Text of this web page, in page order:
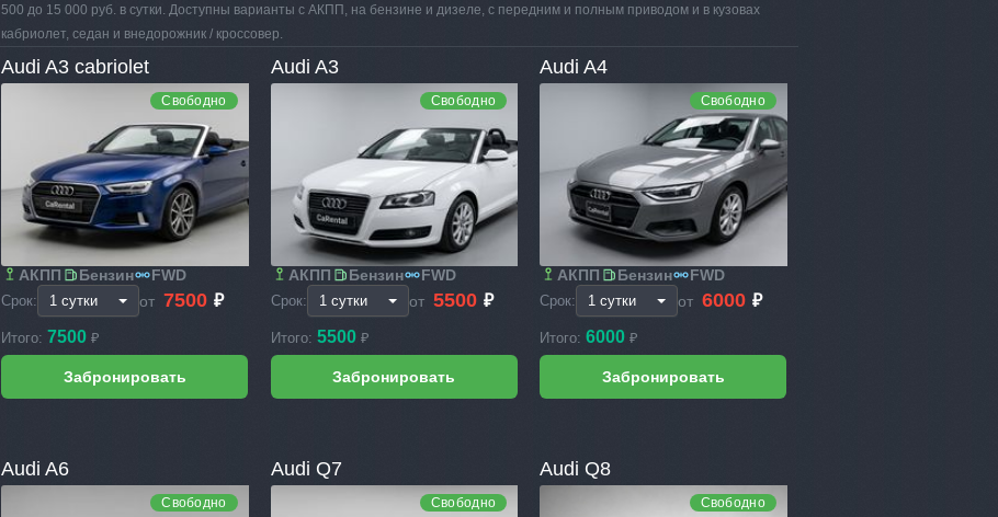
500 до 15 000 руб. в сутки. Доступны варианты с АКПП, на бензине и дизеле, с передним и полным приводом и в кузовах
кабриолет, седан и внедорожник / кроссовер.
Audi A3 cabriolet
Свободно
АКПП Бензин FWD
Срок: от 7500 ₽
Итого: 7500 ₽
Audi A3
Свободно
АКПП Бензин FWD
Срок: от 5500 ₽
Итого: 5500 ₽
Audi A4
Свободно
АКПП Бензин FWD
Срок: от 6000 ₽
Итого:6000 ₽
Audi A6
Свободно
Audi Q7
Свободно
Audi Q8
Свободно